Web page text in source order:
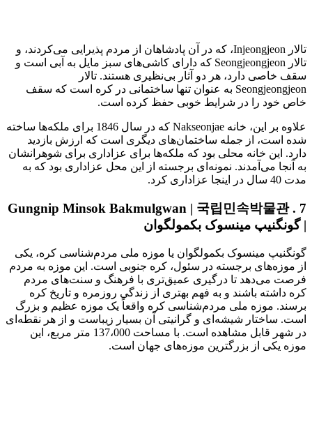
تالار Injeongjeon، که در آن پادشاهان از مردم پذیرایی می‌کردند، و
تالار Seongjeongjeon که دارای کاشی‌های سبز مایل به آبی است و
سقف خاصی دارد، هر دو آثار بی‌نظیری هستند. تالار
Seongjeongjeon به عنوان تنها ساختمانی در کره است که سقف
خاص خود را در شرایط خوبی حفظ کرده است.
علاوه بر این، خانه Nakseonjae که در سال 1846 برای ملکه‌ها ساخته
شده است، از جمله ساختمان‌های دیگری است که ارزش بازدید
دارد. این خانه محلی بود که ملکه‌ها برای عزاداری برای شوهرانشان
به آنجا می‌آمدند. نمونه‌ای برجسته از این محل عزاداری بود که به
مدت 40 سال در اینجا عزاداری کرد.
7 . Gungnip Minsok Bakmulgwan | 국립민속박물관
| گونگنیپ مینسوک بکمولگوان
گونگنیپ مینسوک بکمولگوان یا موزه ملی مردم‌شناسی کره، یکی
از موزه‌های برجسته در سئول، کره جنوبی است. این موزه به مردم
فرصت می‌دهد تا درگیری عمیق‌تری با فرهنگ و سنت‌های مردم
کره داشته باشند و به فهم بهتری از زندگی روزمره و تاریخ کره
برسند. موزه ملی مردم‌شناسی کره واقعاً یک موزه عظیم و بزرگ
است. ساختار شیشه‌ای و گرانیتی آن بسیار زیباست و از هر نقطه‌ای
در شهر قابل مشاهده است. با مساحت 137،000 متر مربع، این
موزه یکی از بزرگترین موزه‌های جهان است.